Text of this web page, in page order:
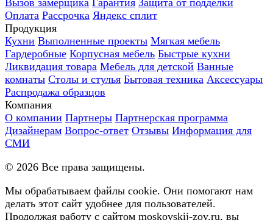
Оплата Рассрочка Яндекс сплит
Продукция
Кухни Выполненные проекты Мягкая мебель
Гардеробные Корпусная мебель Быстрые кухни
Ликвидация товара Мебель для детской Ванные
комнаты Столы и стулья Бытовая техника Аксессуары
Распродажа образцов
Компания
О компании Партнеры Партнерская программа
Дизайнерам Вопрос-ответ Отзывы Информация для
СМИ
© 2026 Все права защищены.
Мы обрабатываем файлы cookie. Они помогают нам
делать этот сайт удобнее для пользователей.
Продолжая работу с сайтом moskovskij-zov.ru, вы